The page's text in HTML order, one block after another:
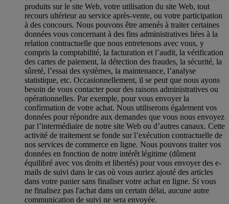
produits sur le site Web, votre utilisation du site Web, tout
recours ultérieur au service après-vente, ou votre participation
à des concours. Nous pouvons être amenés à traiter certaines
données vous concernant à des fins administratives liées à la
relation contractuelle que nous entretenons avec vous, y
compris la comptabilité, la facturation et l’audit, la vérification
des cartes de paiement, la détection des fraudes, la sécurité, la
sûreté, l’essai des systèmes, la maintenance, l’analyse
statistique, etc. Occasionnellement, il se peut que nous ayons
besoin de vous contacter pour des raisons administratives ou
opérationnelles. Par exemple, pour vous envoyer la
confirmation de votre achat. Nous utiliserons également vos
données pour répondre aux demandes que vous nous envoyez
par l’intermédiaire de notre site Web ou d’autres canaux. Cette
activité de traitement se fonde sur l’exécution contractuelle de
nos services de commerce en ligne. Nous pouvons traiter vos
données en fonction de notre intérêt légitime (dûment
équilibré avec vos droits et libertés) pour vous envoyer des e-
mails de suivi dans le cas où vous auriez ajouté des articles
dans votre panier sans finaliser votre achat en ligne. Si vous
ne finalisez pas l'achat dans un certain délai, aucune autre
communication de suivi ne sera envoyée.